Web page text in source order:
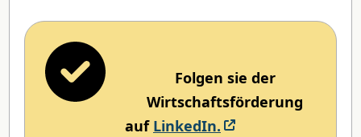
Folgen sie der
Wirtschaftsförderung
auf LinkedIn.